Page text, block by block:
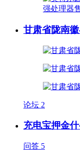
甘肃省陇南
论坛 2
充电宝押金
问答 5